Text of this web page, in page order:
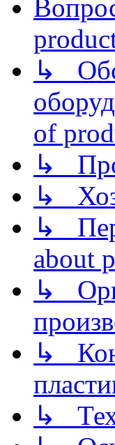
↳
of
↳
↳
↳
about
↳
↳
↳